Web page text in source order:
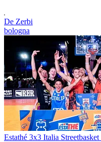
De Zerbi
bologna
Estathé 3x3 Italia